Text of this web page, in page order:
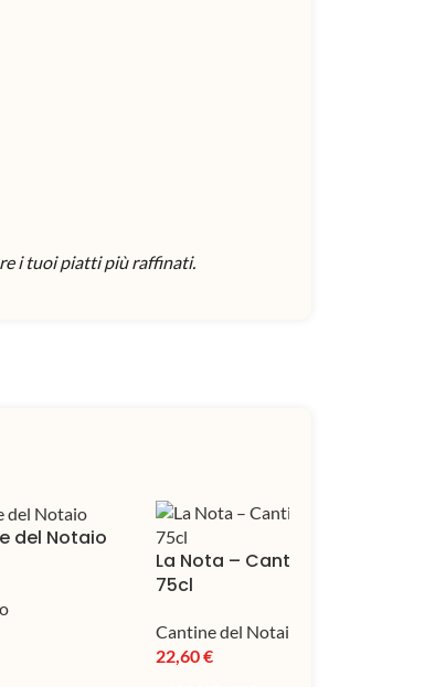
i tuoi piatti più raffinati.
del Notaio
La Nota – Cantine del Notaio
75cl
Cantine del Notaio
22,60€